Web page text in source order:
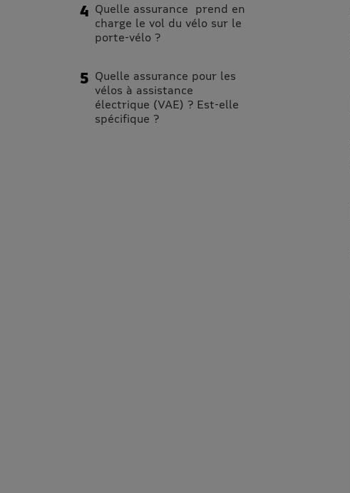
Quelle assurance prend en
charge le vol du vélo sur le
porte-vélo ?
Quelle assurance pour les
vélos à assistance
électrique (VAE) ? Est-elle
spécifique ?